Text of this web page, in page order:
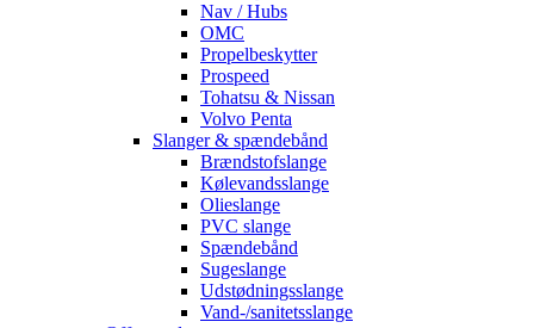
Nav / Hubs
OMC
Propelbeskytter
Prospeed
Tohatsu & Nissan
Volvo Penta
Slanger & spændebånd
Brændstofslange
Kølevandsslange
Olieslange
PVC slange
Spændebånd
Sugeslange
Udstødningsslange
Vand-/sanitetsslange